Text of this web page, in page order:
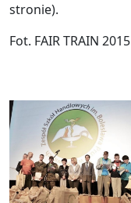
stronie).
Fot. FAIR TRAIN 2015